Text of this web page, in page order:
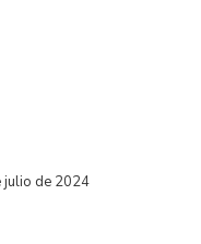
julio de 2024